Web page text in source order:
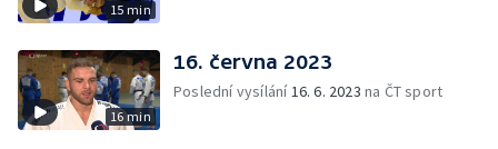
15 min
16 min
16. června 2023
Poslední vysílání16. 6. 2023 na ČT sport